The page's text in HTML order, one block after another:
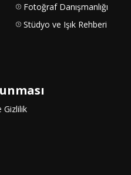
Fotoğraf Danışmanlığı
Stüdyo ve Işık Rehberi
Gizlilik